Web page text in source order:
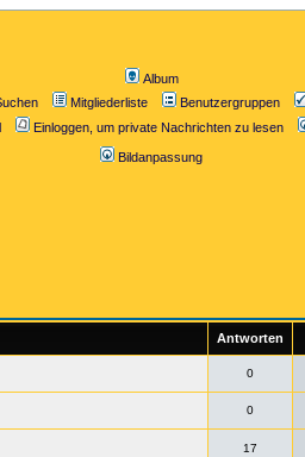
Album
Mitgliederliste Benutzergruppen
Einloggen, um private Nachrichten zu lesen
Bildanpassung
Antworten
0
0
17